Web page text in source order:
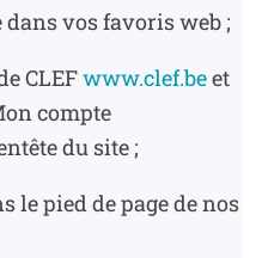
dans vos favoris web ;
CLEFwww.clef.beet
compte
du site ;
le pied de page de nos